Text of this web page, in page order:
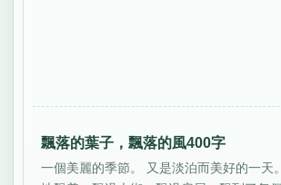
飄落的葉子，飄落的風400字
一個美麗的季節。 又是淡泊而美好的一天